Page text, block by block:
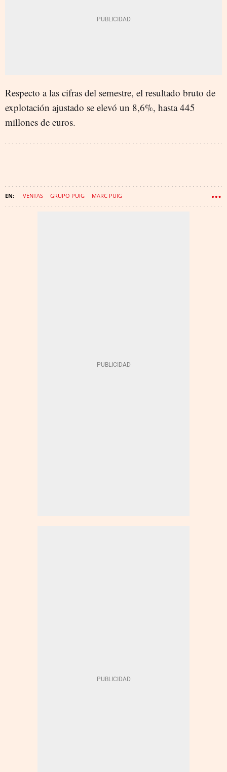
Respecto a las cifras del semestre, el resultado bruto de
explotación ajustado se elevó un 8,6%, hasta 445
millones de euros.
VENTAS GRUPO PUIG MARC PUIG